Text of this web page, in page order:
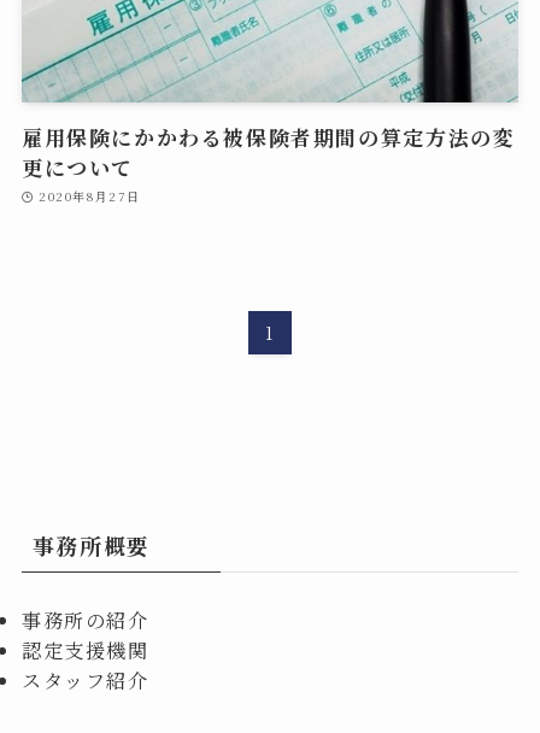
雇用保険にかかわる被保険者期間の算定方法の変
更について
2020年8月27日
1
事務所概要
事務所の紹介
認定支援機関
スタッフ紹介